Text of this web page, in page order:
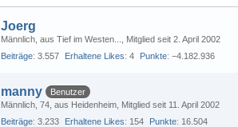
Joerg
Männlich aus Tief im Westen...
Mitglied seit 2. April 2002
Beiträge 3.557 Erhaltene Likes 4 Punkte −4.182.936
manny
Benutzer
Männlich 74 aus Heidenheim Mitglied seit 11. April 2002
Beiträge 3.233 Erhaltene Likes 154 Punkte 16.504